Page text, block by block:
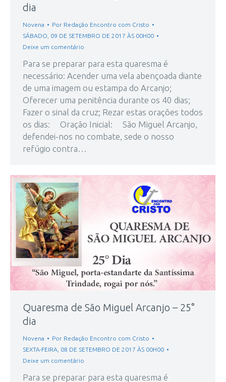
dia
Novena Por Redação Encontro com Cristo
SÁBADO, 09 DE SETEMBRO DE 2017 ÀS 00H00
Deixe um comentário
Para se preparar para esta quaresma é
necessário: Acender uma vela abençoada diante
de uma imagem ou estampa do Arcanjo;
Oferecer uma penitência durante os 40 dias;
Fazer o sinal da cruz; Rezar estas orações todos
os dias: Oração Inicial: São Miguel Arcanjo,
defendei-nos no combate, sede o nosso
refúgio contra…
Quaresma de São Miguel Arcanjo – 25°
dia
Novena Por Redação Encontro com Cristo
SEXTA-FEIRA, 08 DE SETEMBRO DE 2017 ÀS 00H00
Deixe um comentário
Para se preparar para esta quaresma é